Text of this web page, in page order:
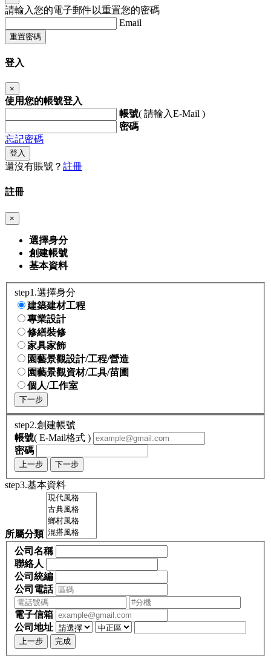
請輸入您的電子郵件以重置您的密碼
Email
重置密碼
登入
×
使用您的帳號登入
帳號( 請輸入E-Mail )
密碼
忘記密碼
登入
還沒有賬號？ 註冊
註冊
×
選擇身分
創建帳號
基本資料
step1.選擇身分
建築建材工程
專業設計
修繕裝修
家具家飾
園藝景觀設計/工程/營造
園藝景觀資材/工具/苗圃
個人/工作室
下一步
step2.創建帳號
帳號( E-Mail格式 )
密碼
上一步 下一步
step3.基本資料
所屬分類
公司名稱
聯絡人
公司統編
公司電話
電子信箱
公司地址
上一步 完成